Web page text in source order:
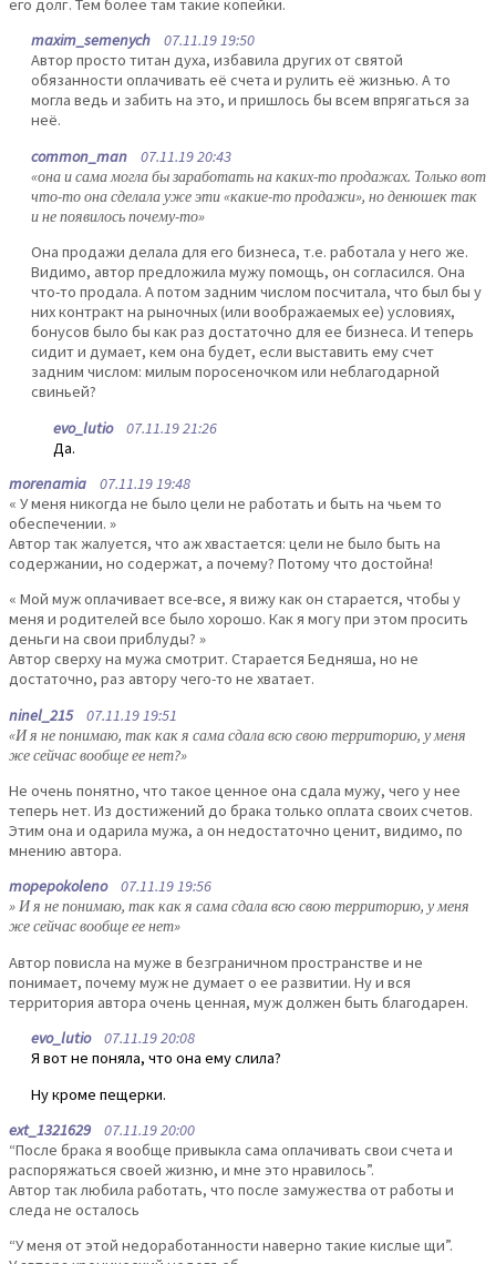
его долг. Тем более там такие копейки.
maxim_semenych 07.11.19 19:50
Автор просто титан духа, избавила других от святой
обязанности оплачивать её счета и рулить её жизнью. А то
могла ведь и забить на это, и пришлось бы всем впрягаться за
неё.
common_man 07.11.19 20:43
«она и сама могла бы заработать на каких-то продажах. Только вот
что-то она сделала уже эти «какие-то продажи», но денюшек так
и не появилось почему-то»
Она продажи делала для его бизнеса, т.е. работала у него же.
Видимо, автор предложила мужу помощь, он согласился. Она
что-то продала. А потом задним числом посчитала, что был бы у
них контракт на рыночных (или воображаемых ее) условиях,
бонусов было бы как раз достаточно для ее бизнеса. И теперь
сидит и думает, кем она будет, если выставить ему счет
задним числом: милым поросеночком или неблагодарной
свиньей?
evo_lutio07.11.19 21:26
Да.
morenamia 07.11.19 19:48
« У меня никогда не было цели не работать и быть на чьем то
обеспечении. »
Автор так жалуется, что аж хвастается: цели не было быть на
содержании, но содержат, а почему? Потому что достойна!
« Мой муж оплачивает все-все, я вижу как он старается, чтобы у
меня и родителей все было хорошо. Как я могу при этом просить
деньги на свои приблуды? »
Автор сверху на мужа смотрит. Старается Бедняша, но не
достаточно, раз автору чего-то не хватает.
ninel_21507.11.19 19:51
«И я не понимаю, так как я сама сдала всю свою территорию, у меня
же сейчас вообще ее нет?»
Не очень понятно, что такое ценное она сдала мужу, чего у нее
теперь нет. Из достижений до брака только оплата своих счетов.
Этим она и одарила мужа, а он недостаточно ценит, видимо, по
мнению автора.
mopepokoleno07.11.19 19:56
» И я не понимаю, так как я сама сдала всю свою территорию, у меня
же сейчас вообще ее нет»
Автор повисла на муже в безграничном пространстве и не
понимает, почему муж не думает о ее развитии. Ну и вся
территория автора очень ценная, муж должен быть благодарен.
evo_lutio07.11.19 20:08
Я вот не поняла, что она ему слила?
Ну кроме пещерки.
ext_1321629 07.11.19 20:00
“После брака я вообще привыкла сама оплачивать свои счета и
распоряжаться своей жизню, и мне это нравилось”.
Автор так любила работать, что после замужества от работы и
следа не осталось
“У меня от этой недоработанности наверно такие кислые щи”.